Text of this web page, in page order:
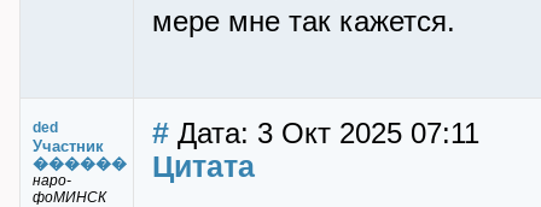
мере мне так кажется.
ded
Участник
������
наро-
фоМИНСК
# Дата: 3 Окт 2025 07:11
Цитата